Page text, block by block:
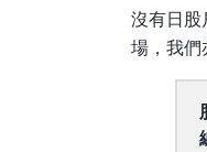
沒有日股
場，我們